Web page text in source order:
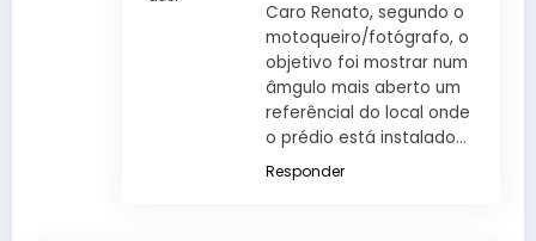
Caro Renato, segundo o
motoqueiro/fotógrafo, o
objetivo foi mostrar num
âmgulo mais aberto um
referêncial do local onde
o prédio está instalado…
Responder